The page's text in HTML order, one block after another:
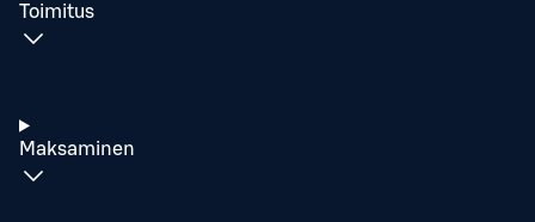
Toimitus
Maksaminen